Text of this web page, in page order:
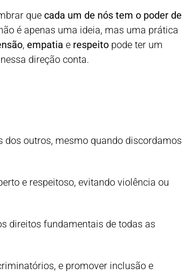
que cada um de nós tem o poder de
é apenas uma ideia, mas uma prática
, empatia e respeito pode ter um
direção conta.
dos outros, mesmo quando discordamos
e respeitoso, evitando violência ou
direitos fundamentais de todas as
e promover inclusão e